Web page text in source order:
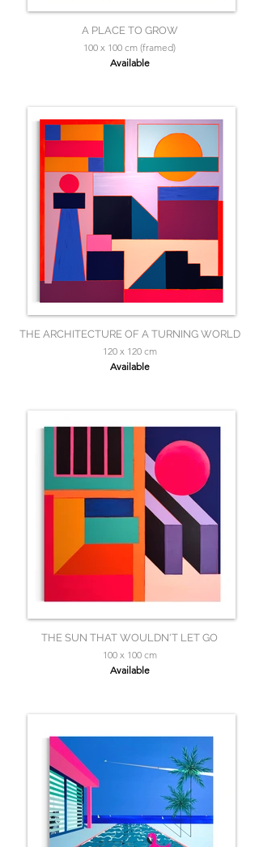
A PLACE TO GROW
100 x 100 cm (framed)
Available
THE ARCHITECTURE OF A TURNING WORLD
120 x 120 cm
Available
THE SUN THAT WOULDN'T LET GO
100 x 100 cm
Available